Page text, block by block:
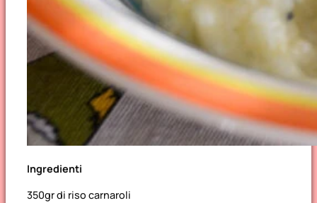
Ingredienti
350gr di riso carnaroli